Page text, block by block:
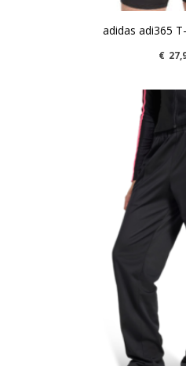
adidas adi365
€